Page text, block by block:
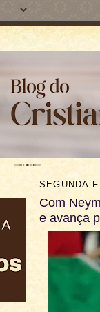
SEGUNDA-
Com
e avança